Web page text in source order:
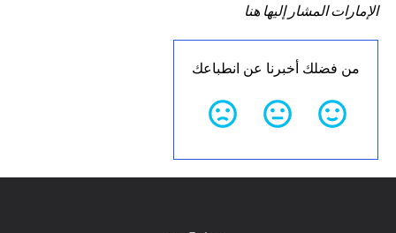
الإمارات المشار إليها هنا
من فضلك أخبرنا عن انطباعك